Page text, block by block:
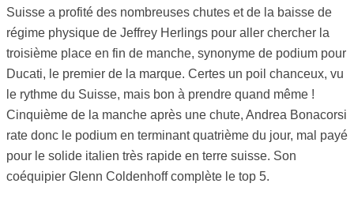
Suisse a profité des nombreuses chutes et de la baisse de
régime physique de Jeffrey Herlings pour aller chercher la
troisième place en fin de manche, synonyme de podium pour
Ducati, le premier de la marque. Certes un poil chanceux, vu
le rythme du Suisse, mais bon à prendre quand même !
Cinquième de la manche après une chute, Andrea Bonacorsi
rate donc le podium en terminant quatrième du jour, mal payé
pour le solide italien très rapide en terre suisse. Son
coéquipier Glenn Coldenhoff complète le top 5.